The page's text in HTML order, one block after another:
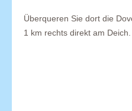
Überqueren Sie dort die
1 km rechts direkt am Deich.